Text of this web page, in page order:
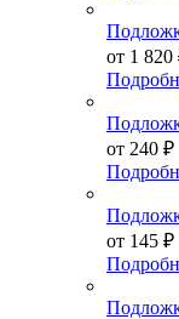
от 1 820
от 240 ₽
от 145 ₽